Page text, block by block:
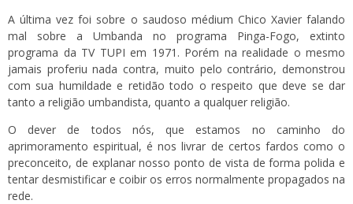
A última vez foi sobre o saudoso médium Chico Xavier falando
mal sobre a Umbanda no programa Pinga-Fogo, extinto
programa da TV TUPI em 1971. Porém na realidade o mesmo
jamais proferiu nada contra, muito pelo contrário, demonstrou
com sua humildade e retidão todo o respeito que deve se dar
tanto a religião umbandista, quanto a qualquer religião.
O dever de todos nós, que estamos no caminho do
aprimoramento espiritual, é nos livrar de certos fardos como o
preconceito, de explanar nosso ponto de vista de forma polida e
tentar desmistificar e coibir os erros normalmente propagados na
rede.